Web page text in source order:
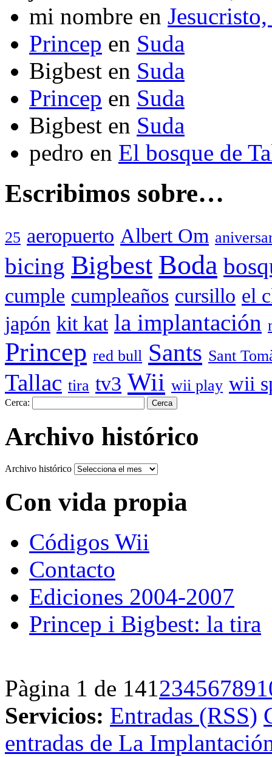
mi nombre en
Princep en Suda
Bigbest en Suda
Princep en Suda
Bigbest en Suda
pedro en El bosque de
Escribimos sobre…
25 aeropuerto Albert Om
bicing Bigbest Boda
cumple cumpleaños cursillo el
japón kit kat la implantación
Princep red bull Sants Sant
Tallac tira tv3 Wii wii play wii
Cerca:
Archivo histórico
Archivo histórico
Con vida propia
Códigos Wii
Contacto
Ediciones 2004-2007
Princep i Bigbest: la tira
Pàgina 1 de 14123456789
Servicios: Entradas (RSS)
entradas de La